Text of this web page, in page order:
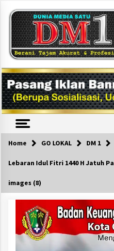
content
Home GO LOKAL DM 1
Lebaran Idul Fitri 1440 H Jatuh
images (8)